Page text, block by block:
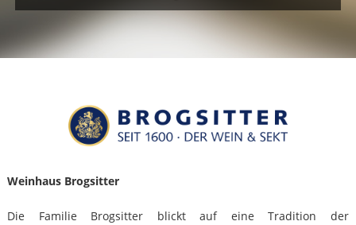
Weinhaus Brogsitter
Die Familie Brogsitter blickt auf eine Tradition der